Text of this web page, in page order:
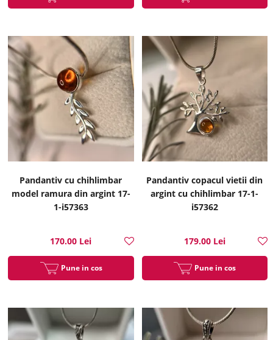
Pandantiv cu chihlimbar
model ramura din argint 17-
1-i57363
170.00 Lei
Pune in cos
Pandantiv copacul vietii din
argint cu chihlimbar 17-1-
i57362
179.00 Lei
Pune in cos